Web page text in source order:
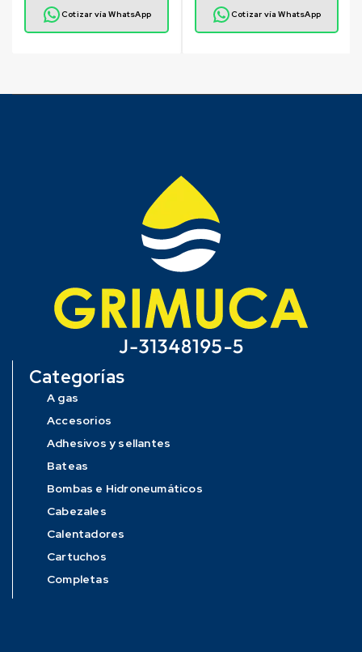
Cotizar vía WhatsApp Cotizar vía WhatsApp
Categorías
A gas
Accesorios
Adhesivos y sellantes
Bateas
Bombas e Hidroneumáticos
Cabezales
Calentadores
Cartuchos
Completas